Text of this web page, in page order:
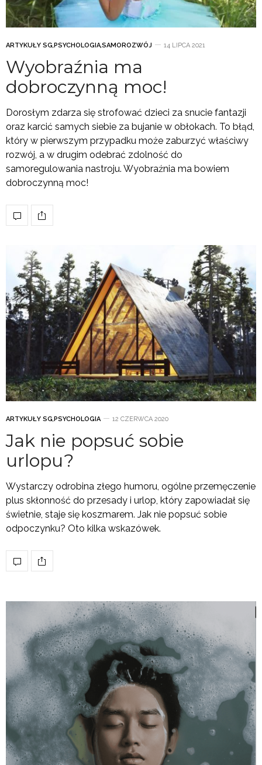
ARTYKUŁY SG,PSYCHOLOGIA,SAMOROZWÓJ 14 LIPCA 2021
Wyobraźnia ma
dobroczynną moc!
Dorosłym zdarza się strofować dzieci za snucie fantazji
oraz karcić samych siebie za bujanie w obłokach. To błąd,
który w pierwszym przypadku może zaburzyć właściwy
rozwój, a w drugim odebrać zdolność do
samoregulowania nastroju. Wyobraźnia ma bowiem
dobroczynną moc!
ARTYKUŁY SG,PSYCHOLOGIA 12 CZERWCA 2020
Jak nie popsuć sobie
urlopu?
Wystarczy odrobina złego humoru, ogólne przemęczenie
plus skłonność do przesady i urlop, który zapowiadał się
świetnie, staje się koszmarem. Jak nie popsuć sobie
odpoczynku? Oto kilka wskazówek.